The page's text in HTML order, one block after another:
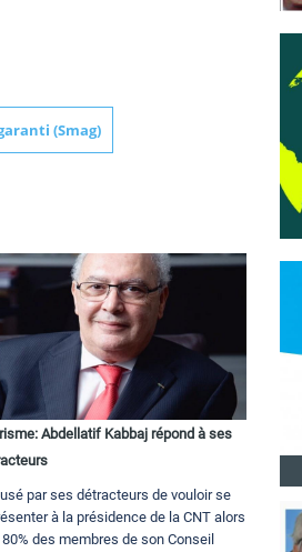
(Smag)
Abdellatif Kabbaj répond à ses
par ses détracteurs de vouloir se
à la présidence de la CNT alors
des membres de son Conseil